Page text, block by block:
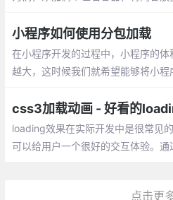
小程序如何使用分包加载
在小程序开发的过程中，小程序的
越大，这时候我们就希望能够将小程
css3加载动画 - 好看的
loading效果在实际开发中是很常见
可以给用户一个很好的交互体验。
点击更